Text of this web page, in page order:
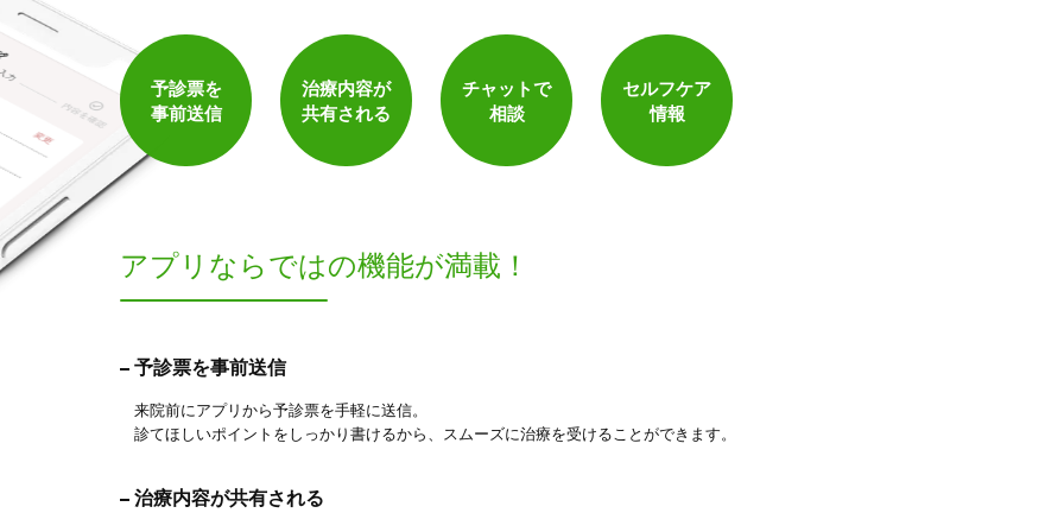
予診票を
事前送信
治療内容が
共有される
チャットで
相談
セルフケア
情報
アプリならではの機能が満載！
予診票を事前送信
来院前にアプリから予診票を手軽に送信。
診てほしいポイントをしっかり書けるから、スムーズに治療を受けることができます。
治療内容が共有される